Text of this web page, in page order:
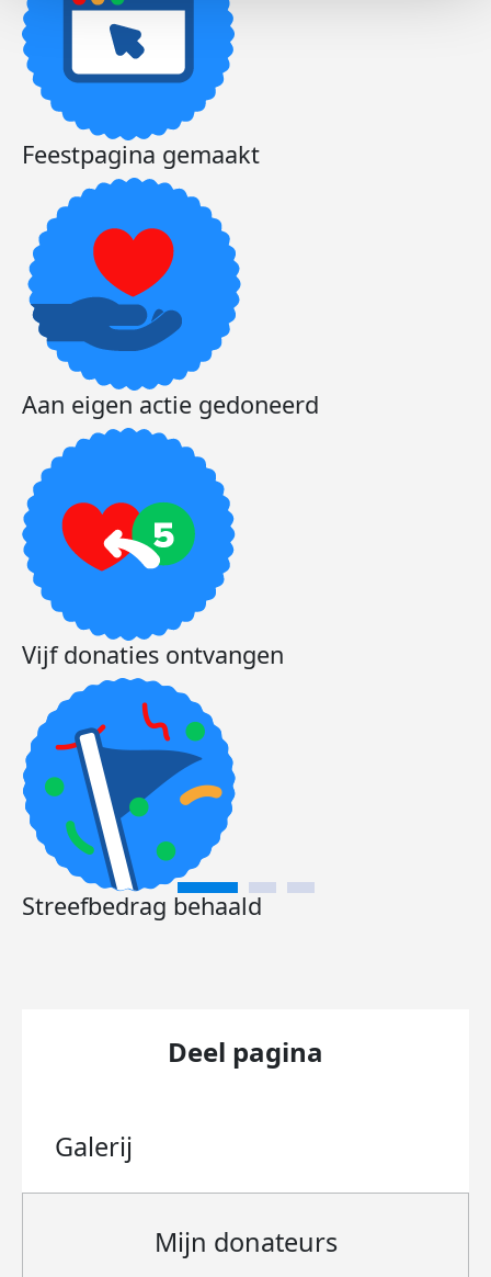
Feestpagina gemaakt
Aan eigen actie gedoneerd
Vijf donaties ontvangen
Streefbedrag behaald
Deel pagina
Galerij
Mijn donateurs